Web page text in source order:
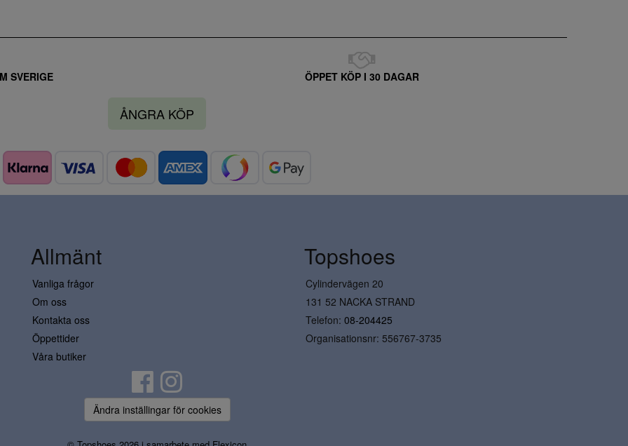
SVERIGE ÖPPET KÖP I 30 DAGAR
ÅNGRA KÖP
Allmänt
Vanliga frågor
Om oss
Kontakta oss
Öppettider
Våra butiker
Topshoes
Cylindervägen 20
131 52 NACKA STRAND
Telefon: 08-204425
Organisationsnr: 556767-3735
Ändra inställingar för cookies